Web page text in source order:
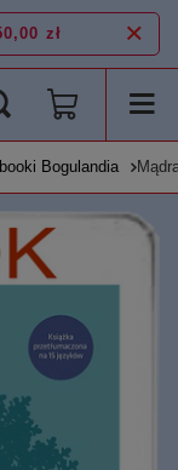
zł
Bogulandia